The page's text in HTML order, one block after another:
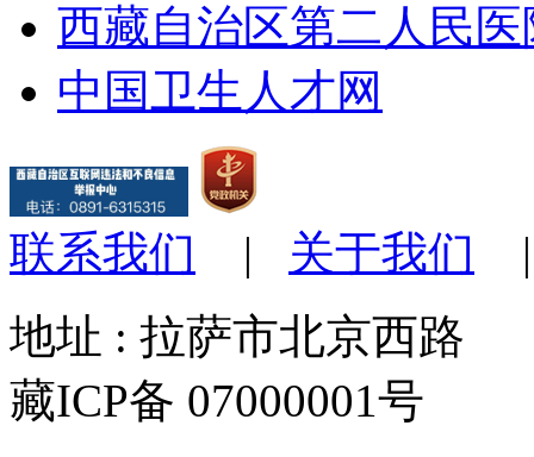
西藏自治区第二人民医
中国卫生人才网
联系我们 | 关于我们
地址 : 拉萨市北京西
藏ICP备 07000001号